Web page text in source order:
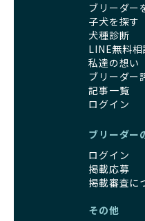
ブリーダー
子犬を探す
犬種診断
LINE無料相
私達の想い
ブリーダー
記事一覧
ログイン
ブリーダー
ログイン
掲載応募
掲載審査に
その他